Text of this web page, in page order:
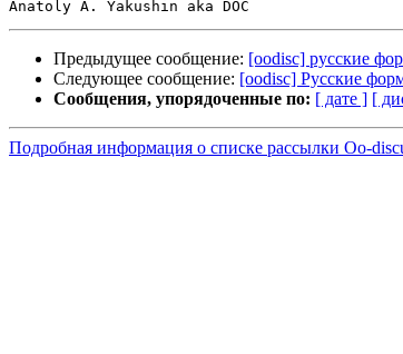
Предыдущее сообщение: [oodisc] русские
Следующее сообщение: [oodisc] Русские
Сообщения, упорядоченные по: [ дате ] [
Подробная информация о списке рассылки Oo-